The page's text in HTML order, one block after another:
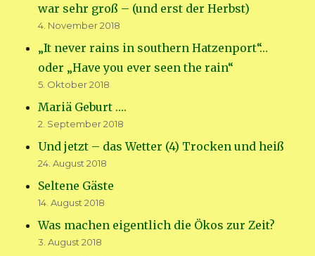
war sehr groß – (und erst der Herbst)
4. November 2018
„It never rains in southern Hatzenport“…
oder „Have you ever seen the rain“
5. Oktober 2018
Mariä Geburt ….
2. September 2018
Und jetzt – das Wetter (4) Trocken und heiß
24. August 2018
Seltene Gäste
14. August 2018
Was machen eigentlich die Ökos zur Zeit?
3. August 2018